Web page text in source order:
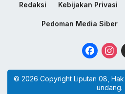
Redaksi Kebijakan Privasi
Pedoman Media Siber
© 2026 Copyright Liputan 08,
undang.